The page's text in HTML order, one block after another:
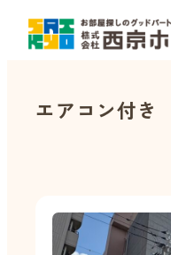
エアコン付き